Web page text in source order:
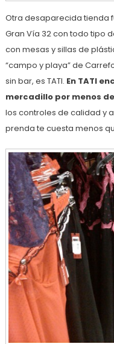
Otra desaparecida tienda
Gran Vía 32 con todo tipo
con mesas y sillas de
“campo y playa” de
sin bar, es TATI. En TATI
mercadillo por menos
los controles de calidad y
prenda te cuesta menos